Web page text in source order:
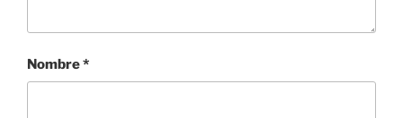
Nombre*